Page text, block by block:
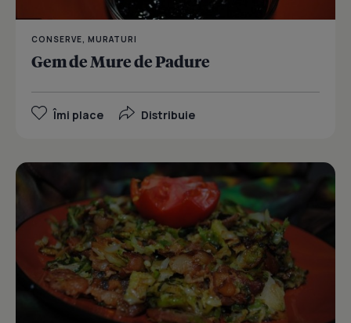
CONSERVE, MURATURI
Gem de Mure de Padure
Îmi place Distribuie